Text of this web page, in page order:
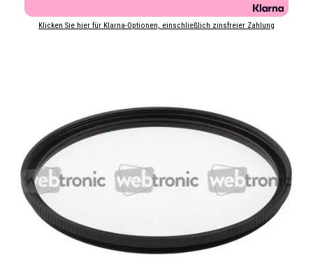
Klicken Sie hier für Klarna-Optionen, einschließlich zinsfreier Zahlung